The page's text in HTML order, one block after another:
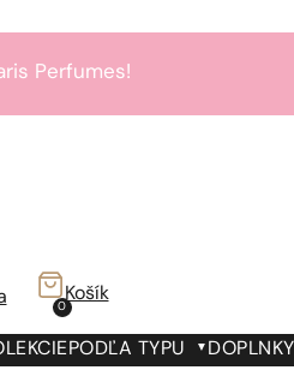
Perfumes!
0
Košík
PODĽA TYPU DOPLNKY